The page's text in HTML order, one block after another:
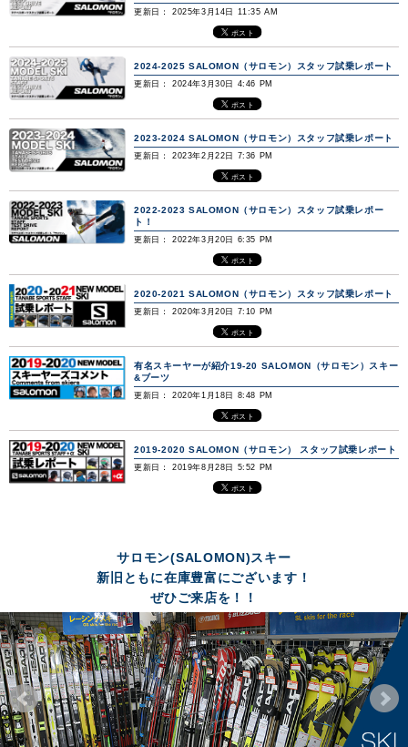
更新日： 2025年3月14日 11:35 AM
2024-2025 SALOMON（サロモン）スタッフ試乗レポート
更新日： 2024年3月30日 4:46 PM
2023-2024 SALOMON（サロモン）スタッフ試乗レポート
更新日： 2023年2月22日 7:36 PM
2022-2023 SALOMON（サロモン）スタッフ試乗レポー
ト！
更新日： 2022年3月20日 6:35 PM
2020-2021 SALOMON（サロモン）スタッフ試乗レポート
更新日： 2020年3月20日 7:10 PM
有名スキーヤーが紹介19-20 SALOMON（サロモン）スキー
&ブーツ
更新日： 2020年1月18日 8:48 PM
2019-2020 SALOMON（サロモン） スタッフ試乗レポート
更新日： 2019年8月28日 5:52 PM
サロモン(SALOMON)スキー
新旧ともに在庫豊富にございます！
ぜひご来店を！！